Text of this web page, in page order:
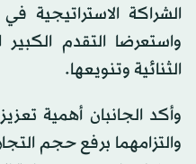
الشراكة الاستراتيجية
واستعرضا التقدم
الثنائية وتنويعها.
وأكد الجانبان أهمية